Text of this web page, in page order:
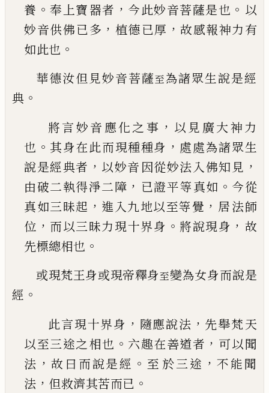
養 。 奉上寶器者 ， 今此妙音菩薩是也 。 以
妙音供佛已多 ， 植德已厚 ， 故感報神力有
如此也 。
華德汝但見妙音菩薩至為諸眾生說是經
典 。
將言妙音應化之事 ， 以見廣大神力
也 。 其身在此而現種種身 ， 處處為諸眾生
說是經典者 ， 以妙音 因從妙法入佛知見 ，
由破二執得淨二障 ， 已證平等真如 。 今從
真如三昧起 ， 進入九地以至等覺 ， 居法師
位 ， 而以三昧力現十界身 。 將說現身 ， 故
先標總相也 。
或現梵王身或現帝釋身至變為女身而說是
經 。
此言現十界身 ， 隨應說法 ， 先舉梵天
以至三途之相也 。 六趣在善道者 ， 可以聞
法 ， 故曰而說是經 。 至 於三途 ， 不能聞
法 ， 但救濟其苦而已 。